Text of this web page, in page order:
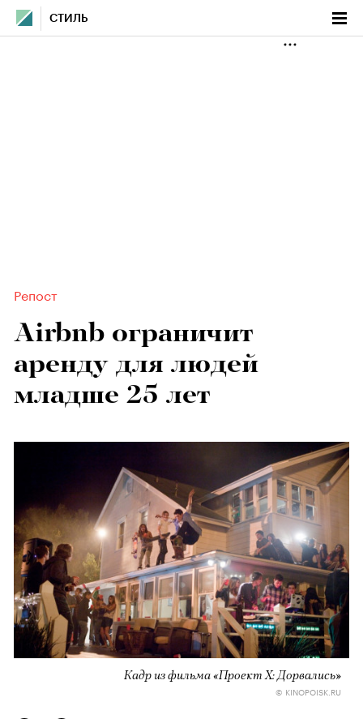
СТИЛЬ
Репост
Airbnb ограничит
аренду для людей
младше 25 лет
Кадр из фильма «Проект X: Дорвались»
© KINOPOISK.RU